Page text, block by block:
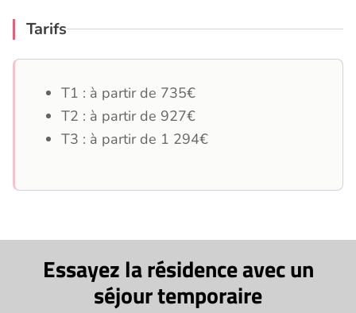
Tarifs
T1 : à partir de 735€
T2 : à partir de 927€
T3 : à partir de 1 294€
Essayez la résidence avec un
séjour temporaire